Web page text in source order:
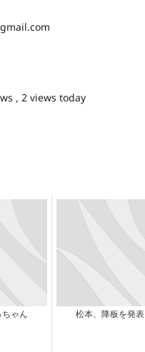
, 2 views today
ちゃん 松本、降板を発表